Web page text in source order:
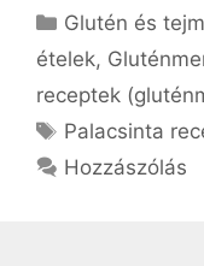
Kategória
Glutén és
ételek,
receptek
Címkék
Palacsinta
Hozzászólás